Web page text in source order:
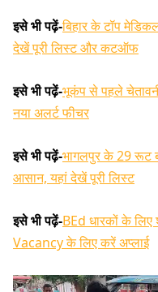
इसे भी पढ़ें-बिहार के टॉप
देखें पूरी लिस्ट और कटऑफ
इसे भी पढ़ें-भूकंप से पहले
नया अलर्ट फीचर
इसे भी पढ़ें-भागलपुर के 29 रूट
आसान, यहां देखें पूरी लिस्ट
इसे भी पढ़ें-BEd धारकों के
Vacancy के लिए करें अप्लाई